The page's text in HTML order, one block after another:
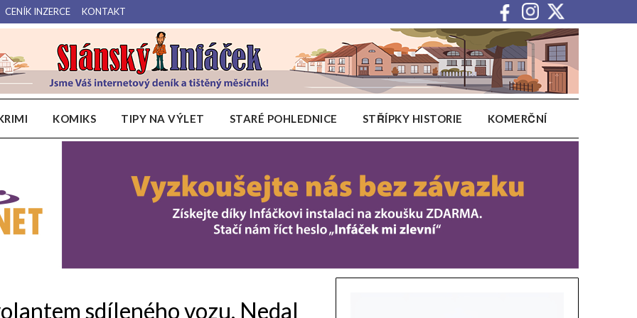
CENÍK INZERCE KONTAKT
Slánský Infáček
Váš internetový deník a tištěný měsíčník pro Slánsko, Kladensko a Lounsko.
KOMIKS TIPY NA VÝLET STARÉ POHLEDNICE STŘÍPKY HISTORIE KOMERČNÍ
sdíleného vozu. Nedal